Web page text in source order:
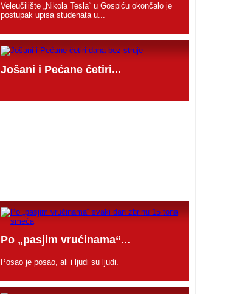
Veleučilište „Nikola Tesla“ u Gospiću okončalo je
postupak upisa studenata u...
Jošani i Pećane četiri...
Po „pasjim vrućinama“...
Posao je posao, ali i ljudi su ljudi.